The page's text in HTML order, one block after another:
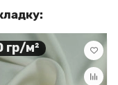
гр/м²